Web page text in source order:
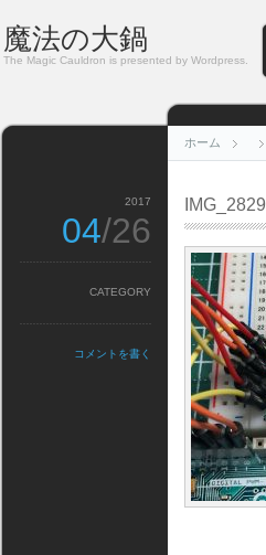
魔法の大鍋
The Magic Cauldron is presented by Wordpress.
ホーム
IMG_2829
2017
04/26
CATEGORY
コメントを書く